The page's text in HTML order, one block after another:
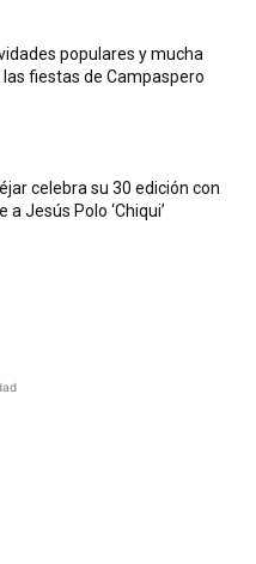
populares y mucha
fiestas de Campaspero
celebra su 30 edición con
a Jesús Polo ‘Chiqui’